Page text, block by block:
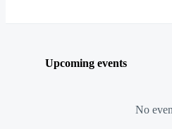
Upcoming events
No